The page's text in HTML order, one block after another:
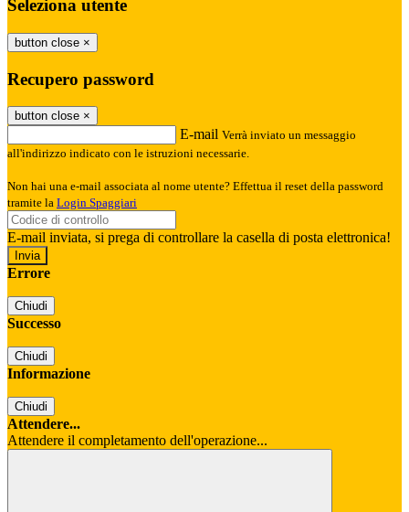
Seleziona utente
button close ×
Recupero password
button close ×
E-mail Verrà inviato un messaggio
all'indirizzo indicato con le istruzioni necessarie.
Non hai una e-mail associata al nome utente? Effettua il reset della password
tramite la Login Spaggiari
E-mail inviata, si prega di controllare la casella di posta elettronica!
Errore
Chiudi
Successo
Chiudi
Informazione
Chiudi
Attendere...
Attendere il completamento dell'operazione...